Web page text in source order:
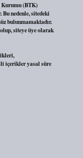
Kurumu (BTK)
nedenle, sitedeki
bulunmamaktadır.
siteye üye olarak
içerikler yasal süre